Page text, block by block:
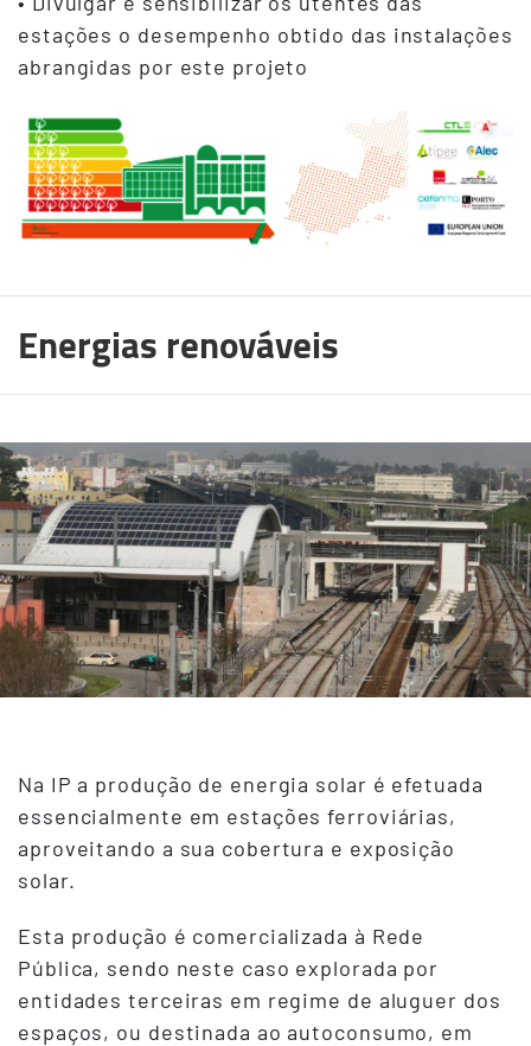
estações o desempenho obtido das instalações
abrangidas por este projeto
Energias renováveis
Na IP a produção de energia solar é efetuada
essencialmente em estações ferroviárias,
aproveitando a sua cobertura e exposição
solar.
Esta produção é comercializada à Rede
Pública, sendo neste caso explorada por
entidades terceiras em regime de aluguer dos
espaços, ou destinada ao autoconsumo, em